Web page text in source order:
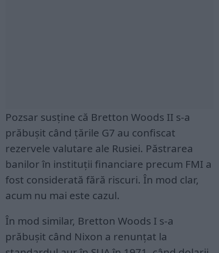
Pozsar susține că Bretton Woods II s-a
prăbușit când țările G7 au confiscat
rezervele valutare ale Rusiei. Păstrarea
banilor în instituții financiare precum FMI a
fost considerată fără riscuri. În mod clar,
acum nu mai este cazul.
În mod similar, Bretton Woods I s-a
prăbușit când Nixon a renunțat la